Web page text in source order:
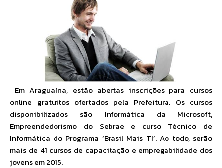
Em Araguaína, estão abertas inscrições para cursos
online gratuitos ofertados pela Prefeitura. Os cursos
disponibilizados são Informática da Microsoft,
Empreendedorismo do Sebrae e curso Técnico de
Informática do Programa ‘Brasil Mais TI’. Ao todo, serão
mais de 41 cursos de capacitação e empregabilidade dos
jovens em 2015.